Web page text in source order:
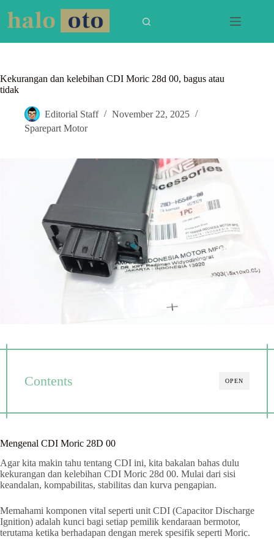
content
Kekurangan dan kelebihan CDI Moric 28d 00, bagus atau
tidak
Editorial Staff
November 22, 2025
Sparepart Motor
OPEN
Contents
Mengenal CDI Moric 28D 00
Agar kita makin tahu tentang CDI ini, kita bakalan bahas dulu
kekurangan dan kelebihan CDI Moric 28d 00. Mulai dari sisi
keandalan, kompabilitas, stabilitas dan kurva pengapian.
Memahami komponen vital seperti unit CDI (Capacitor Discharge
Ignition) adalah kunci bagi setiap pemilik kendaraan bermotor,
terutama ketika berhadapan dengan merek spesifik seperti Moric.